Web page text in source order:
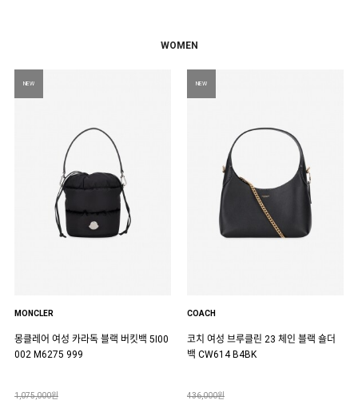
WOMEN
NEW
MONCLER
몽클레어 여성 카라독 블랙 버킷백 5I00
002 M6275 999
1,075,000원
NEW
COACH
코치 여성 브루클린 23 체인 블랙 숄더
백 CW614 B4BK
436,000원